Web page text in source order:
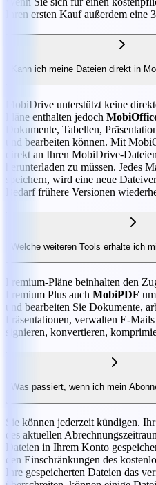
Ihren ersten Kauf außerdem
Kann ich meine Dateien direkt in
MobiDrive unterstützt keine
Pläne enthalten jedoch
Dokumente, Tabellen,
und bearbeiten können. Mit
direkt an Ihren MobiDrive-
herunterladen zu müssen. Jedes
speichern, wird eine neue
Bedarf frühere Versionen
Welche weiteren Tools erhalte ich
Premium-Pläne beinhalten den
Premium Plus auch MobiPDF
und bearbeiten Sie Dokumente,
Präsentationen, verwalten E-
signieren, konvertieren,
Was passiert, wenn ich mein
Sie können jederzeit kündigen.
des aktuellen
Dateien in Ihrem Konto
den Einschränkungen des
Ihre gespeicherten Dateien das